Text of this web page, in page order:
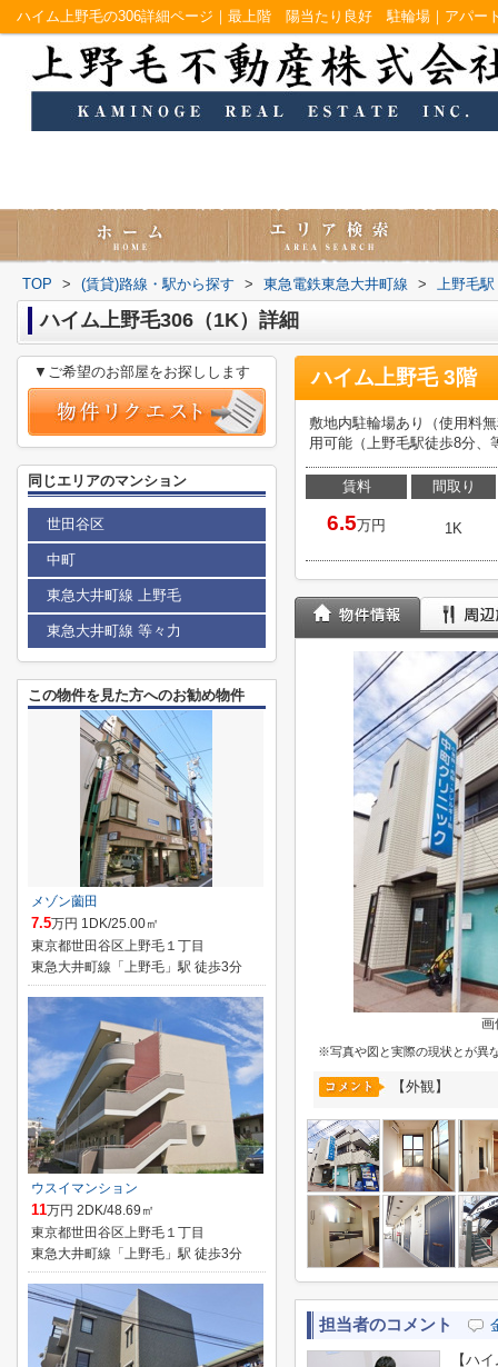
TOP > (賃貸)路線・駅から探す > 東急電鉄東急大井町線 > 上野毛駅
ハイム上野毛306（1K）詳細
ハイム上野毛 3階
敷地内駐輪場あり（使用料
用可能（上野毛駅徒歩8分、
賃料
6.5万円
間取り
1K
画
※写真や図と実際の現状とが異
【外観】
担当者のコメント
【ハ
▼ご希望のお部屋をお探しします
同じエリアのマンション
世田谷区
中町
東急大井町線 上野毛
東急大井町線 等々力
この物件を見た方へのお勧め物件
メゾン薗田
7.5万円 1DK/25.00㎡
東京都世田谷区上野毛１丁目
東急大井町線「上野毛」駅 徒歩3分
ウスイマンション
11万円 2DK/48.69㎡
東京都世田谷区上野毛１丁目
東急大井町線「上野毛」駅 徒歩3分